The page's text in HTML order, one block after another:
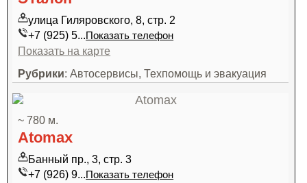
улица Гиляровского, 8, стр. 2
+7 (925) 5...Показать телефон
Показать на карте
Рубрики: Автосервисы, Техпомощь и эвакуация
~ 780 м.
Atomax
Банный пр., 3, стр. 3
+7 (926) 9...Показать телефон